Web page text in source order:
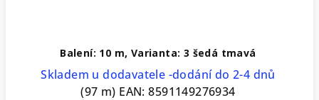
Balení: 10 m, Varianta: 3 šedá tmavá
Skladem u dodavatele -dodání do 2-4 dnů
(97 m) EAN: 8591149276934